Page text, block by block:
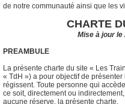
de notre communauté ainsi que les
CHARTE
Mise à jour le
PREAMBULE
La présente charte du site « Les
« TdH ») a pour objectif de
régissent. Toute personne qui
ce soit, directement ou
aucune réserve, la présente charte.